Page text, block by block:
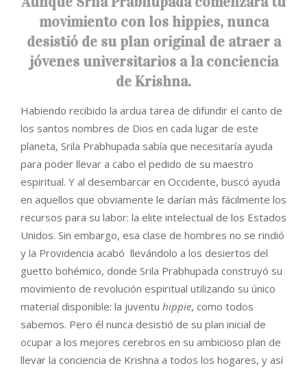
movimiento con los hippies, nunca
desistió de su plan original de atraer a
jóvenes universitarios a la conciencia
de Krishna.
Habiendo recibido la ardua tarea de difundir el canto de
los santos nombres de Dios en cada lugar de este
planeta, Srila Prabhupada sabía que necesitaría ayuda
para poder llevar a cabo el pedido de su maestro
espiritual. Y al desembarcar en Occidente, buscó ayuda
en aquellos que obviamente le darían más fácilmente los
recursos para su labor: la elite intelectual de los Estados
Unidos. Sin embargo, esa clase de hombres no se rindió
y la Providencia acabó llevándolo a los desiertos del
guetto bohémico, donde Srila Prabhupada construyó su
movimiento de revolución espiritual utilizando su único
material disponible: la juventu hippie, como todos
sabemos. Pero él nunca desistió de su plan inicial de
ocupar a los mejores cerebros en su ambicioso plan de
llevar la conciencia de Krishna a todos los hogares, y así